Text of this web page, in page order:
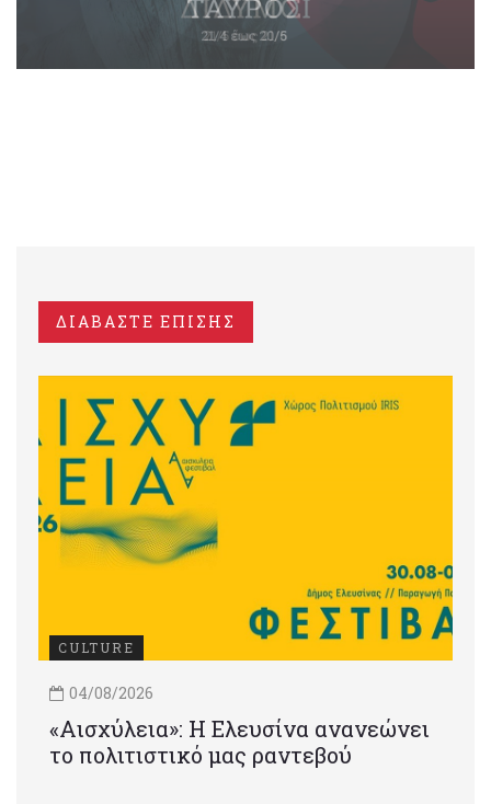
ΔΙΑΒΑΣΤΕ ΕΠΙΣΗΣ
CULTURE
04/08/2026
«Αισχύλεια»: Η Ελευσίνα ανανεώνει
το πολιτιστικό μας ραντεβού